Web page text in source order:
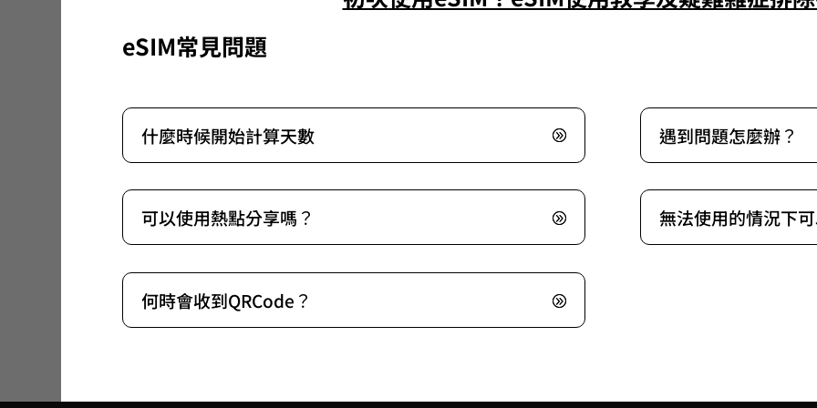
eSIM常見問題
什麼時候開始計算天數
可以使用熱點分享嗎？
何時會收到QRCode？
遇到問題怎麼辦？
無法使用的情況下